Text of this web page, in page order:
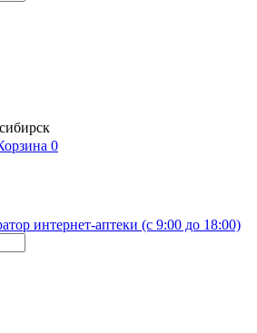
0
интернет-аптеки (с 9:00 до 18:00)